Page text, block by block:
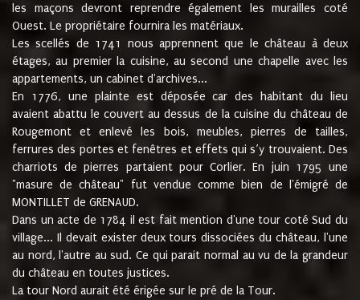
les maçons devront reprendre également les murailles coté
Ouest. Le propriétaire fournira les matériaux.
Les scellés de 1741 nous apprennent que le château à deux
étages, au premier la cuisine, au second une chapelle avec les
appartements, un cabinet d'archives...
En 1776, une plainte est déposée car des habitant du lieu
avaient abattu le couvert au dessus de la cuisine du château de
Rougemont et enlevé les bois, meubles, pierres de tailles,
ferrures des portes et fenêtres et effets qui s’y trouvaient. Des
charriots de pierres partaient pour Corlier. En juin 1795 une
"masure de château" fut vendue comme bien de l'émigré de
MONTILLET de GRENAUD.
Dans un acte de 1784 il est fait mention d'une tour coté Sud du
village... Il devait exister deux tours dissociées du château, l'une
au nord, l'autre au sud. Ce qui parait normal au vu de la grandeur
du château en toutes justices.
La tour Nord aurait été érigée sur le pré de la Tour.